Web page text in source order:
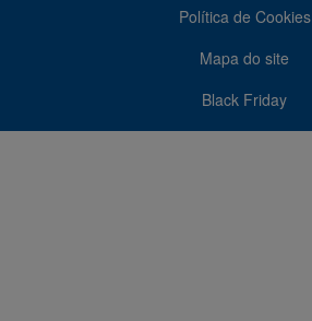
Política de Cookies
Mapa do site
Black Friday